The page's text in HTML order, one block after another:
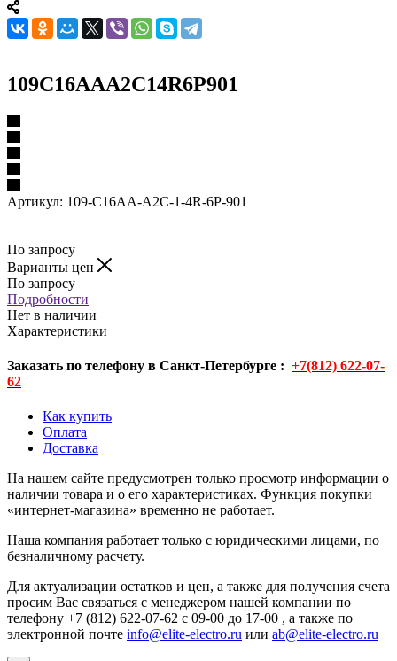
109C16AAA2C14R6P901
Артикул: 109-C16AA-A2C-1-4R-6P-901
По запросу
Варианты цен
По запросу
Подробности
Нет в наличии
Характеристики
Заказать по телефону в Санкт-Петербурге : +7(812) 622-07-
62
Как купить
Оплата
Доставка
На нашем сайте предусмотрен только просмотр информации о
наличии товара и о его характеристиках. Функция покупки
«интернет-магазина» временно не работает.
Наша компания работает только с юридическими лицами, по
безналичному расчету.
Для актуализации остатков и цен, а также для получения счета
просим Вас связаться с менеджером нашей компании по
телефону +7 (812) 622-07-62 с 09-00 до 17-00 , а также по
электронной почте info@elite-electro.ru или ab@elite-electro.ru